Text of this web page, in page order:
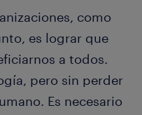
como
es lograr que
a todos.
pero sin perder
Es necesario